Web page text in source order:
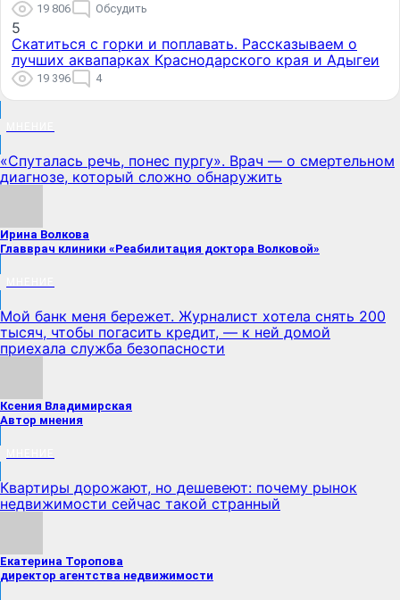
19 806 Обсудить
5
Скатиться с горки и поплавать. Рассказываем о
лучших аквапарках Краснодарского края и Адыгеи
19 396 4
«Спуталась речь, понес пургу». Врач — о смертельном
диагнозе, который сложно обнаружить
Ирина Волкова
Главврач клиники «Реабилитация доктора Волковой»
Мой банк меня бережет. Журналист хотела снять 200
тысяч, чтобы погасить кредит, — к ней домой
приехала служба безопасности
Ксения Владимирская
Автор мнения
Квартиры дорожают, но дешевеют: почему рынок
недвижимости сейчас такой странный
Екатерина Торопова
директор агентства недвижимости